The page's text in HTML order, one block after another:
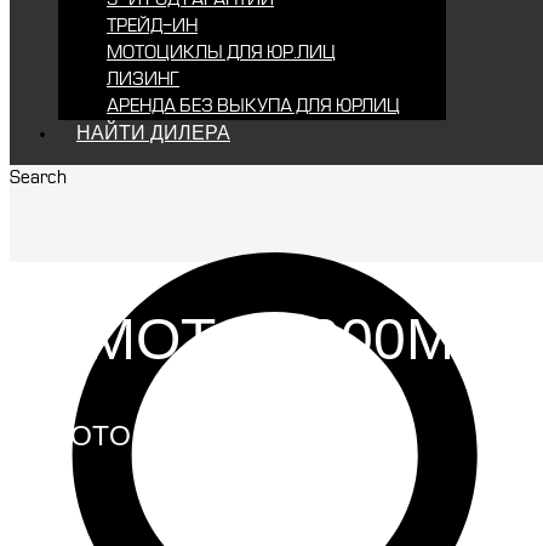
ТРЕЙД-ИН
МОТОЦИКЛЫ ДЛЯ ЮР.ЛИЦ
ЛИЗИНГ
АРЕНДА БЕЗ ВЫКУПА ДЛЯ ЮРЛИЦ
НАЙТИ ДИЛЕРА
Search
CFMOTO 1000MT-
CFMOTO 1000MT-X SPORT